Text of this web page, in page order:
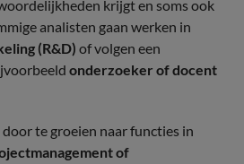
krijgt en soms ook
analisten gaan werken in
(R&D) of volgen een
onderzoeker of docent
te groeien naar functies in
of